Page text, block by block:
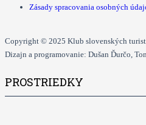
Zásady spracovania osobných
Copyright © 2025 Klub slovenských
Dizajn a programovanie: Dušan Ďurčo,
PROSTRIEDKY